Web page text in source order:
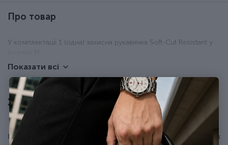
Про товар
У комплектації 1 (одна) захисна рукавичка Soft-Cut Resistant у
Показати всі
Характеристики
Бренд Victorinox